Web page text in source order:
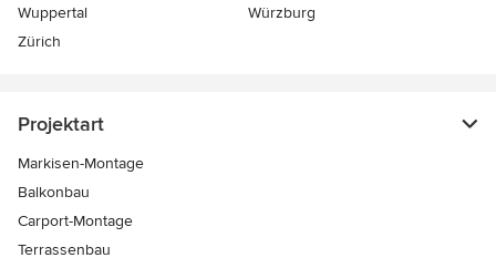
Wuppertal
Würzburg
Zürich
Projektart
Markisen-Montage
Balkonbau
Carport-Montage
Terrassenbau